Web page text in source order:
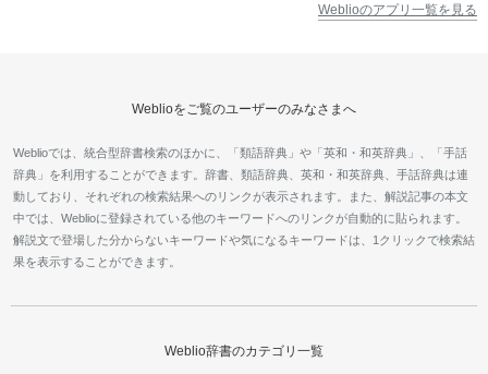
Weblioのアプリ一覧を見る
Weblioをご覧のユーザーのみなさまへ
Weblioでは、統合型辞書検索のほかに、「類語辞典」や「英和・和英辞典」、「手話
辞典」を利用することができます。辞書、類語辞典、英和・和英辞典、手話辞典は連
動しており、それぞれの検索結果へのリンクが表示されます。また、解説記事の本文
中では、Weblioに登録されている他のキーワードへのリンクが自動的に貼られます。
解説文で登場した分からないキーワードや気になるキーワードは、1クリックで検索結
果を表示することができます。
Weblio辞書のカテゴリ一覧